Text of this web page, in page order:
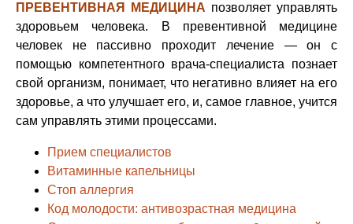
ПРЕВЕНТИВНАЯ МЕДИЦИНА позволяет управлять
здоровьем человека. В превентивной медицине
человек не пассивно проходит лечение — он с
помощью компетентного врача-специалиста познает
свой организм, понимает, что негативно влияет на его
здоровье, а что улучшает его, и, самое главное, учится
сам управлять этими процессами.
Прием специалистов
Витаминные капельницы
Стоп аллергия
Код молодости: антивозрастная медицина